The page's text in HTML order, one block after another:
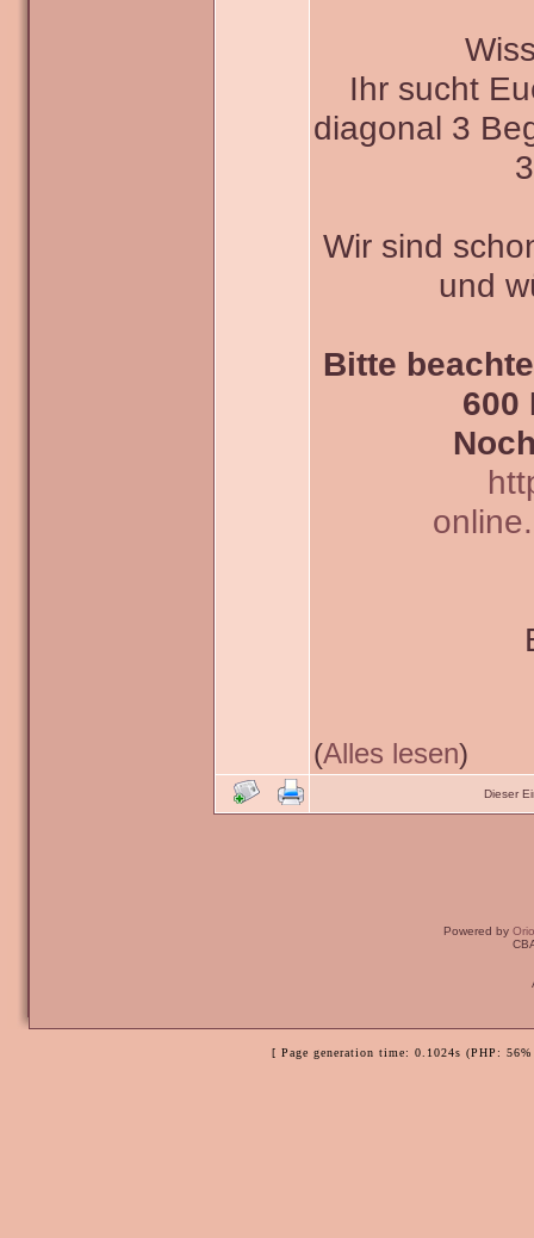
Ihr sucht
diagonal 3
Wir sind
und
Bitte
600
(Alles lesen)
Dieser
Powered by
[ Page generation time: 0.1024s (PHP: